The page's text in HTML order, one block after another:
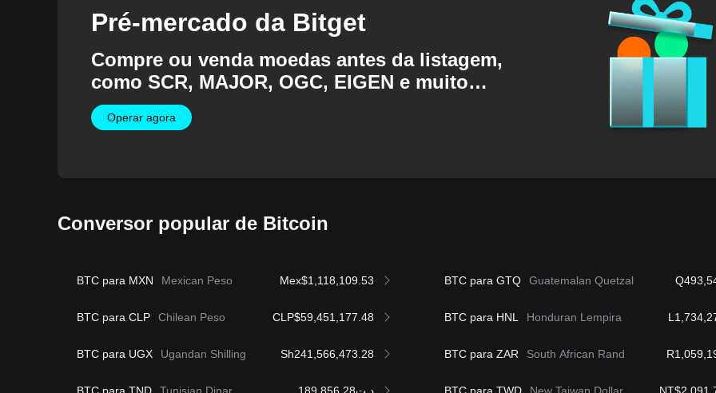
Pré-mercado da Bitget
Compre ou venda moedas antes da listagem,
como SCR, MAJOR, OGC, EIGEN e muito
mais!
Operar agora
Conversor popular de Bitcoin
BTC para MXN Mexican Peso Mex$1,118,109.53 BTC para GTQ Guatemalan Quetzal
BTC para CLP Chilean Peso CLP$59,451,177.48 BTC para HNL Honduran Lempira
BTC para UGX Ugandan Shilling Sh241,566,473.28 BTC para ZAR South African Rand